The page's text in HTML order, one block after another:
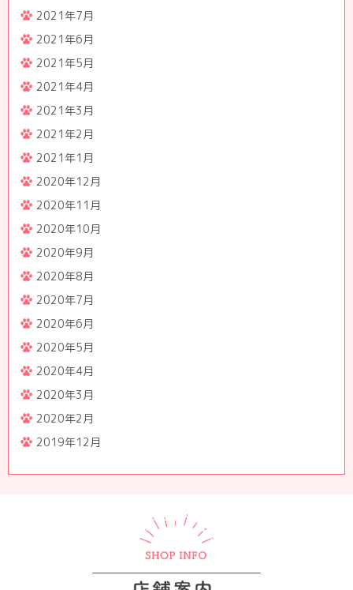
2021年7月
2021年6月
2021年5月
2021年4月
2021年3月
2021年2月
2021年1月
2020年12月
2020年11月
2020年10月
2020年9月
2020年8月
2020年7月
2020年6月
2020年5月
2020年4月
2020年3月
2020年2月
2019年12月